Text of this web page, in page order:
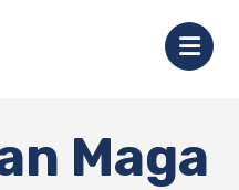
Maga